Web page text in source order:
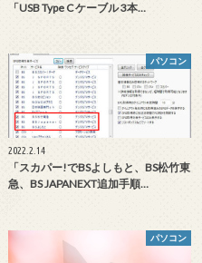
「USB Type C ケーブル 3本…
パソコン
2022.2.14
「スカパー!でBSよしもと、BS松竹東
急、BS JAPANEXT追加手順…
パソコン